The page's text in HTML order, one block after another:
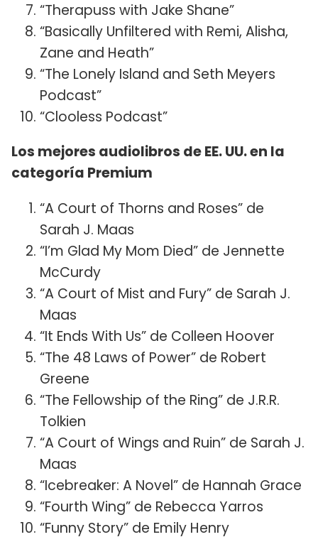
“Therapuss with Jake Shane”
“Basically Unfiltered with Remi, Alisha,
Zane and Heath”
“The Lonely Island and Seth Meyers
Podcast”
“Clooless Podcast”
Los mejores audiolibros de EE. UU. en la
categoría Premium
“A Court of Thorns and Roses” de
Sarah J. Maas
“I’m Glad My Mom Died” de Jennette
McCurdy
“A Court of Mist and Fury” de Sarah J.
Maas
“It Ends With Us” de Colleen Hoover
“The 48 Laws of Power” de Robert
Greene
“The Fellowship of the Ring” de J.R.R.
Tolkien
“A Court of Wings and Ruin” de Sarah J.
Maas
“Icebreaker: A Novel” de Hannah Grace
“Fourth Wing” de Rebecca Yarros
“Funny Story” de Emily Henry